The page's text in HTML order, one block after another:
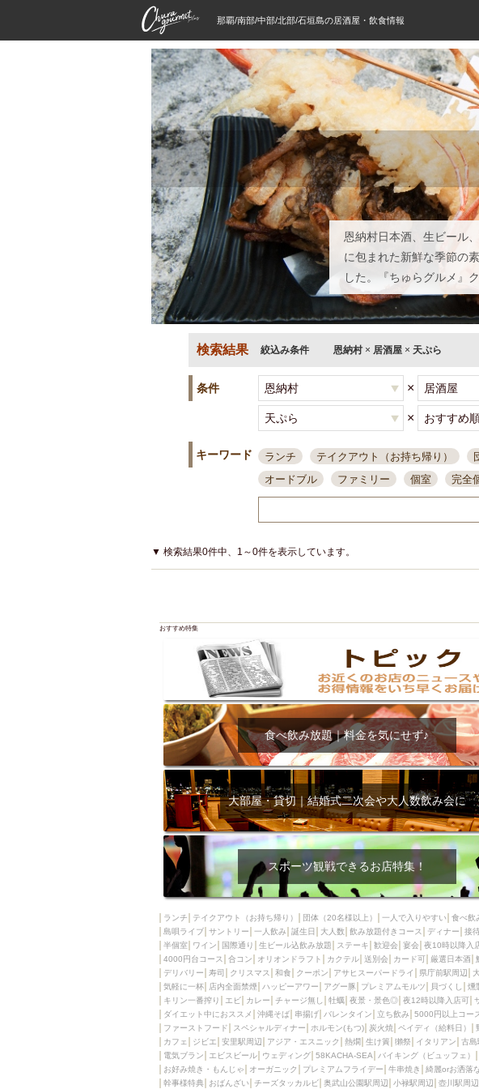
那覇/南部/中部/北部/石垣島の居酒屋・飲食情報
恩納村日本酒、生ビール
に包まれた新鮮な季節の
した。『ちゅらグルメ』
検索結果 絞込み条件 恩納村 × 居酒屋 × 天ぷら
条件 ×
×
キーワード ランチ テイクアウト（お持ち帰り）
オードブル
ファミリー 個室 完全
接待・会食
ちょい飲み コスパ最高
結婚式二次会
夜10時以降入店可
県産魚 焼鳥 忘
アサヒスーパードライ
県庁前駅周辺
大部屋50名以上～
オリオン 海ぶどう
ハッピーアワー
アグー豚 プレミアム
飲み放題付きコース3000円
肉の日 お
キリン一番搾り
エビ カレー チャ
アレルギー対応可能
牧志駅周辺 ペッ
ダイエット中におススメ
沖縄そば 串
ソファー
激辛料理 石垣牛 アヒー
ファーストフード
スペシャルディナー
スクリーン
スペインバル・イタリアンバ
カニ
カフェ ジビエ 安里駅周辺
分煙 少人数貸切(15名
ホッピー
焼肉 電気ブラン エビス
マイク
サッポロ 昼宴会 イベリコ
市立病院前駅周辺
中華 お好み焼き・
綺麗orお洒落なトイレ
ランチバイキング
クラフトビール
鉄板焼き 幹事様特典
壺川駅周辺
秋限定メニュー 春限定メ
ラクレット
赤嶺駅周辺 シードル
▼ 検索結果0件中、1～0件を表示しています。
おすすめ特集
食べ飲み放題｜料金を気にせず♪
大部屋・貸切｜結婚式二次会や大人数飲み会に
スポーツ観戦できるお店特集！
ランチ テイクアウト（お持ち帰り） 団体（20名様以上） 一人で入りやすい 食べ飲
島唄ライブ サントリー 一人飲み 誕生日 大人数 飲み放題付きコース ディナー 接
半個室
ワイン 国際通り 生ビール込飲み放題 ステーキ 歓迎会 宴会 夜10時以降入
4000円台コース
合コン オリオンドラフト カクテル 送別会 カード可 厳選日本酒
デリバリー
寿司 クリスマス 和食 クーポン アサヒスーパードライ 県庁前駅周辺
気軽に一杯
店内全面禁煙 ハッピーアワー アグー豚 プレミアムモルツ 貝づくし 燻
キリン一番搾り
エビ カレー チャージ無し 牡蠣 夜景・景色◎ 夜12時以降入店可
ダイエット中におススメ
沖縄そば 串揚げ バレンタイン 立ち飲み 5000円以上コー
ファーストフード
スペシャルディナー ホルモン(もつ) 炭火焼 ペイディ（給料日）
カフェ
ジビエ 安里駅周辺 アジア・エスニック 熱燗 生け簀 獺祭 イタリアン 古島
電気ブラン
エビスビール ウェディング 58KACHA-SEA バイキング（ビュッフェ）
お好み焼き・もんじゃ
オーガニック プレミアムフライデー 牛串焼き 綺麗orお洒落
幹事様特典
おばんざい チーズタッカルビ 奥武山公園駅周辺 小禄駅周辺 壺川駅周辺